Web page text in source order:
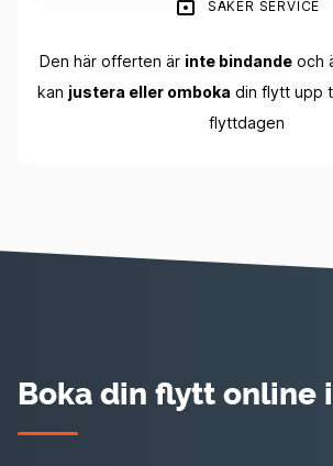
SÄKER SERVICE
Den här offerten är inte bindandeoch
kan justera eller omboka din flytt upp
flyttdagen
Boka din flytt online